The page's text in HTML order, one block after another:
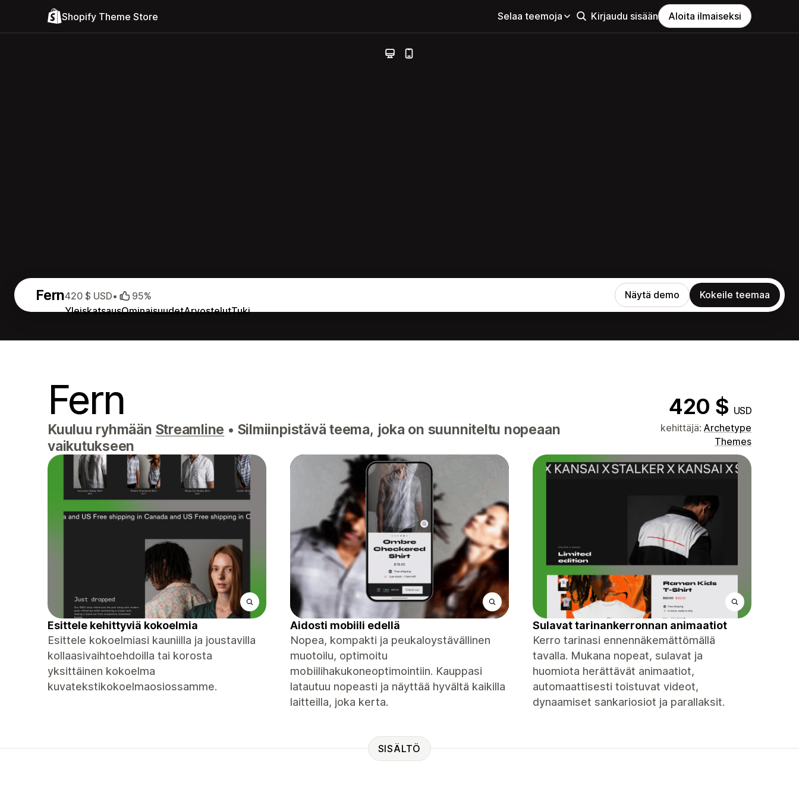
Shopify Theme Store Selaa teemoja Kirjaudu sisään Aloita ilmaiseksi
Fern
YleiskatsausOminaisuudetArvostelutTuki
420 $ USD• 95% Näytä demo Kokeile teemaa
Fern 420 $ USD
Kuuluu ryhmään Streamline • Silmiinpistävä teema, joka on suunniteltu nopeaan
vaikutukseen
kehittäjä: Archetype
Themes
Esittele kehittyviä kokoelmia
Esittele kokoelmiasi kauniilla ja joustavilla
kollaasivaihtoehdoilla tai korosta
yksittäinen kokoelma
kuvatekstikokoelmaosiossamme.
Aidosti mobiili edellä
Nopea, kompakti ja peukaloystävällinen
muotoilu, optimoitu
mobiilihakukoneoptimointiin. Kauppasi
latautuu nopeasti ja näyttää hyvältä kaikilla
laitteilla, joka kerta.
Sulavat tarinankerronnan animaatiot
Kerro tarinasi ennennäkemättömällä
tavalla. Mukana nopeat, sulavat ja
huomiota herättävät animaatiot,
automaattisesti toistuvat videot,
dynaamiset sankariosiot ja parallaksit.
SISÄLTÖ